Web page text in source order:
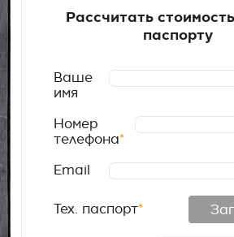
Рассчитать
паспорту
Ваше
имя
Номер
телефона*
Email
Тех. паспорт*